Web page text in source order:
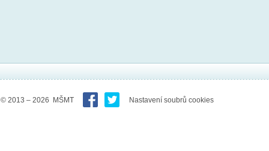
© 2013 – 2026 MŠMT Nastavení soubrů cookies